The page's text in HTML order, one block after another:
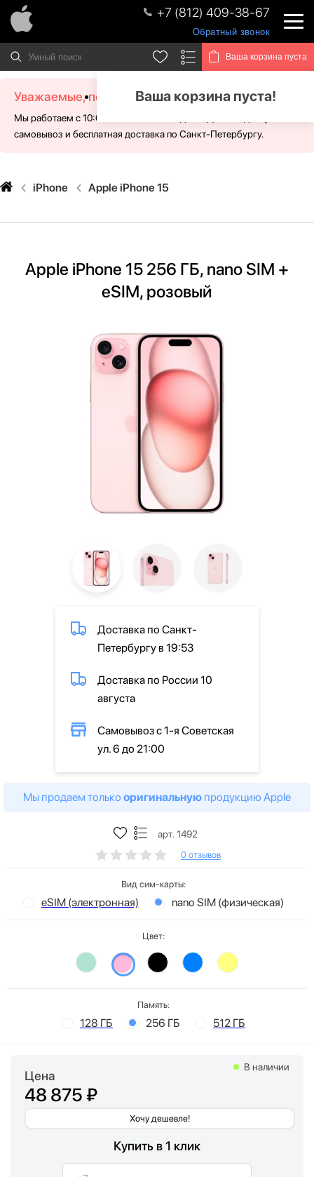
+7 (812) 409-38-67
Обратный звонок
Ваша корзина пуста
Ваша корзина пуста!
Уважаемые, посетители!
Мы работаем с 10:00 - 21:00 без выходных. Для Вас доступен
самовывоз и бесплатная доставка по Санкт-Петербургу.
iPhone Apple iPhone 15
Apple iPhone 15 256 ГБ, nano SIM +
eSIM, розовый
Доставка по Санкт-
Петербургу в 19:53
Доставка по России 10
августа
Самовывоз с 1-я Советская
ул. 6 до 21:00
Мы продаем только оригинальную продукцию Apple
арт. 1492
0 отзывов
Вид сим-карты:
eSIM (электронная) nano SIM (физическая)
Цвет:
Память:
128 ГБ 256 ГБ 512 ГБ
Цена
48 875 ₽
Хочу дешевле!
В наличии
Купить в 1 клик